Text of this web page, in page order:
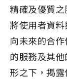
精確及優質
將使用者資
向未來的合
的服務及其
形之下，揭露